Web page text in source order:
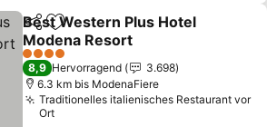
TeilenZu Favoriten hinzufügen
Best Western Plus Hotel
Modena Resort
Preise sehen
4 Sterne
8,9 Hervorragend
3.698
6.3 km bis ModenaFiere
Traditionelles italienisches Restaurant vor
Ort